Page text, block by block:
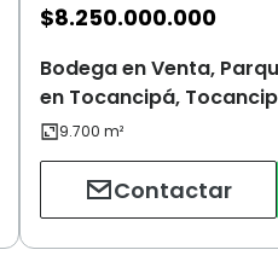
$8.250.000.000
Bodega en Venta,
en Tocancipá,
Contactar